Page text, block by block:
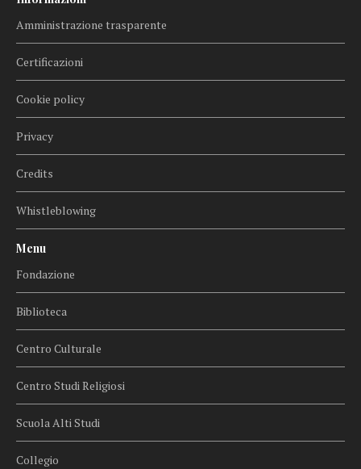
Amministrazione trasparente
Certificazioni
Cookie policy
Privacy
Credits
Whistleblowing
Menu
Fondazione
Biblioteca
Centro Culturale
Centro Studi Religiosi
Scuola Alti Studi
Collegio